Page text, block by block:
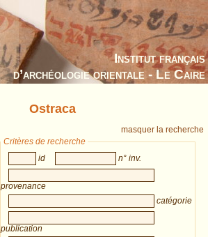
Institut français
d’archéologie orientale - Le Caire
Ostraca
masquer la recherche
Critères de recherche
id
n° inv.
provenance
catégorie
publication